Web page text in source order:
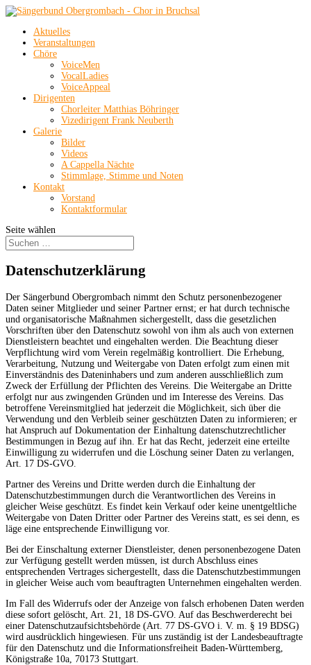
Aktuelles
Veranstaltungen
Chöre
VoiceMen
VocalLadies
VoiceAppeal
Dirigenten
Chorleiter Matthias Böhringer
Vizedirigent Frank Neuberth
Galerie
Bilder
Videos
A Cappella Nächte
Stimmlage, Stimme und Noten
Kontakt
Vorstand
Kontaktformular
Seite wählen
Datenschutzerklärung
Der Sängerbund Obergrombach nimmt den Schutz personenbezogener
Daten seiner Mitglieder und seiner Partner ernst; er hat durch technische
und organisatorische Maßnahmen sichergestellt, dass die gesetzlichen
Vorschriften über den Datenschutz sowohl von ihm als auch von externen
Dienstleistern beachtet und eingehalten werden. Die Beachtung dieser
Verpflichtung wird vom Verein regelmäßig kontrolliert. Die Erhebung,
Verarbeitung, Nutzung und Weitergabe von Daten erfolgt zum einen mit
Einverständnis des Dateninhabers und zum anderen ausschließlich zum
Zweck der Erfüllung der Pflichten des Vereins. Die Weitergabe an Dritte
erfolgt nur aus zwingenden Gründen und im Interesse des Vereins. Das
betroffene Vereinsmitglied hat jederzeit die Möglichkeit, sich über die
Verwendung und den Verbleib seiner geschützten Daten zu informieren; er
hat Anspruch auf Dokumentation der Einhaltung datenschutzrechtlicher
Bestimmungen in Bezug auf ihn. Er hat das Recht, jederzeit eine erteilte
Einwilligung zu widerrufen und die Löschung seiner Daten zu verlangen,
Art. 17 DS-GVO.
Partner des Vereins und Dritte werden durch die Einhaltung der
Datenschutzbestimmungen durch die Verantwortlichen des Vereins in
gleicher Weise geschützt. Es findet kein Verkauf oder keine unentgeltliche
Weitergabe von Daten Dritter oder Partner des Vereins statt, es sei denn, es
läge eine entsprechende Einwilligung vor.
Bei der Einschaltung externer Dienstleister, denen personenbezogene Daten
zur Verfügung gestellt werden müssen, ist durch Abschluss eines
entsprechenden Vertrages sichergestellt, dass die Datenschutzbestimmungen
in gleicher Weise auch vom beauftragten Unternehmen eingehalten werden.
Im Fall des Widerrufs oder der Anzeige von falsch erhobenen Daten werden
diese sofort gelöscht, Art. 21, 18 DS-GVO. Auf das Beschwerderecht bei
einer Datenschutzaufsichtsbehörde (Art. 77 DS-GVO i. V. m. § 19 BDSG)
wird ausdrücklich hingewiesen. Für uns zuständig ist der Landesbeauftragte
für den Datenschutz und die Informationsfreiheit Baden-Württemberg,
Königstraße 10a, 70173 Stuttgart.